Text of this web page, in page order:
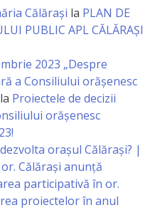
Călărași la PLAN DE
PUBLIC APL CĂLĂRAȘI
2023 „Despre
a Consiliului orășenesc
la Proiectele de decizii
orășenesc
orașul Călărași? |
Călărași anunță
participativă în or.
proiectelor în anul